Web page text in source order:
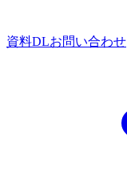
資料DLお問い合わせ